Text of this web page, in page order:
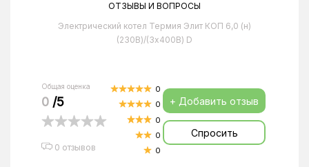
ОТЗЫВЫ И ВОПРОСЫ
Электрический котел Термия Элит КОП 6,0 (н)
(230В)/(3х400В) D
Общая оценка
0 /5
0 отзывов
0
0
0
0
0
+ Добавить отзыв
Спросить